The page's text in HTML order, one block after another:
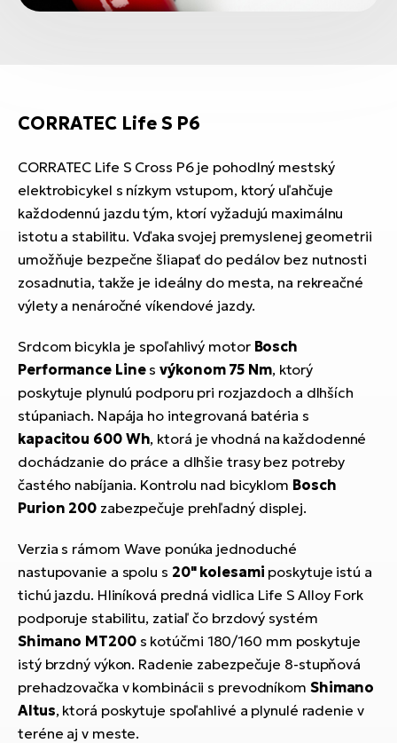
CORRATEC Life S P6
CORRATEC Life S Cross P6 je pohodlný mestský
elektrobicykel s nízkym vstupom, ktorý uľahčuje
každodennú jazdu tým, ktorí vyžadujú maximálnu
istotu a stabilitu. Vďaka svojej premyslenej geometrii
umožňuje bezpečne šliapať do pedálov bez nutnosti
zosadnutia, takže je ideálny do mesta, na rekreačné
výlety a nenáročné víkendové jazdy.
Srdcom bicykla je spoľahlivý motor Bosch
Performance Linesvýkonom 75 Nm, ktorý
poskytuje plynulú podporu pri rozjazdoch a dlhších
stúpaniach. Napája ho integrovaná batéria s
kapacitou 600 Wh, ktorá je vhodná na každodenné
dochádzanie do práce a dlhšie trasy bez potreby
častého nabíjania. Kontrolu nad bicyklom Bosch
Purion 200 zabezpečuje prehľadný displej.
Verzia s rámom Wave ponúka jednoduché
nastupovanie a spolu s 20" kolesami poskytuje istú a
tichú jazdu. Hliníková predná vidlica Life S Alloy Fork
podporuje stabilitu, zatiaľ čo brzdový systém
Shimano MT200s kotúčmi 180/160 mm poskytuje
istý brzdný výkon. Radenie zabezpečuje 8-stupňová
prehadzovačka v kombinácii s prevodníkom Shimano
Altus, ktorá poskytuje spoľahlivé a plynulé radenie v
teréne aj v meste.